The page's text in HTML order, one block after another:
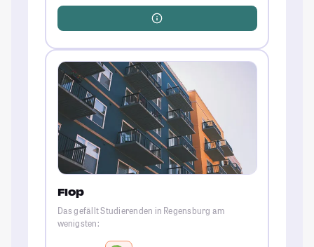
Flop
Das gefällt Studierenden in Regensburg am
wenigsten: